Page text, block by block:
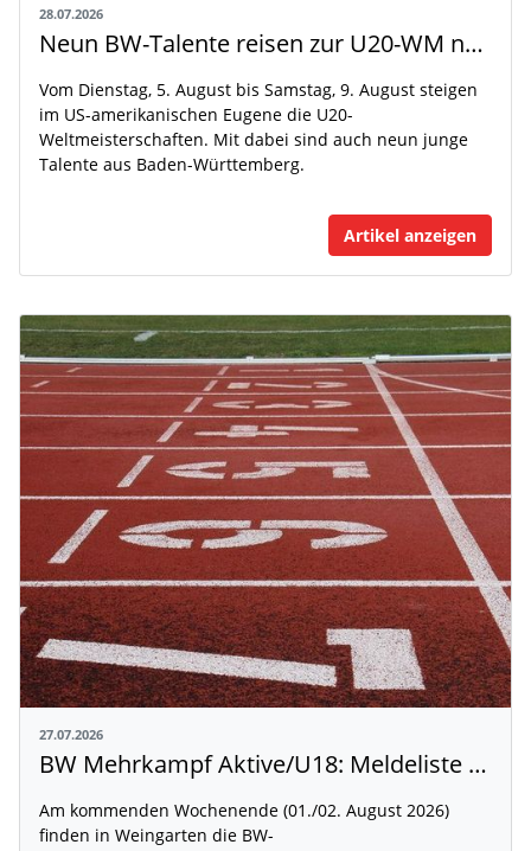
28.07.2026
Neun BW-Talente reisen zur U20-WM nach Eugene
Vom Dienstag, 5. August bis Samstag, 9. August steigen
im US-amerikanischen Eugene die U20-
Weltmeisterschaften. Mit dabei sind auch neun junge
Talente aus Baden-Württemberg.
Artikel anzeigen
27.07.2026
BW Mehrkampf Aktive/U18: Meldeliste mit Riegeneinteilung und Rahmenzeitplan veröffentlicht
Am kommenden Wochenende (01./02. August 2026)
finden in Weingarten die BW-